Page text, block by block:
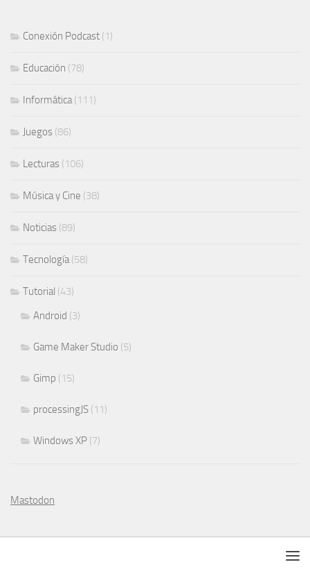
Conexión Podcast (1)
Educación (78)
Informática(111)
Juegos (86)
Lecturas (106)
Música y Cine (38)
Noticias (89)
Tecnología(58)
Tutorial (43)
Android (3)
Game Maker Studio (5)
Gimp (15)
processingJS (11)
Windows XP (7)
Mastodon